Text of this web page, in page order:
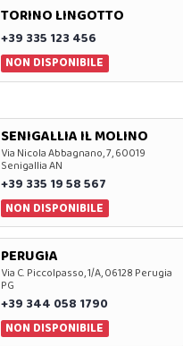
TORINO LINGOTTO
+39 335 123 456
NON DISPONIBILE
SENIGALLIA IL MOLINO
Via Nicola Abbagnano, 7, 60019
Senigallia AN
+39 335 19 58 567
NON DISPONIBILE
PERUGIA
Via C. Piccolpasso, 1/A, 06128 Perugia
PG
+39 344 058 1790
NON DISPONIBILE